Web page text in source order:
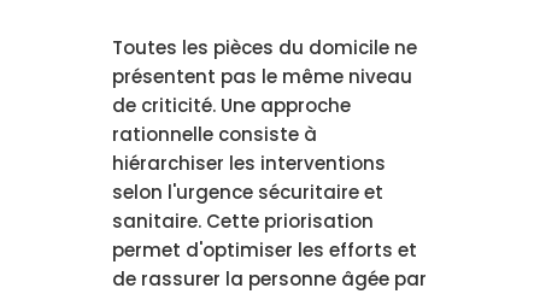
Toutes les pièces du domicile ne
présentent pas le même niveau
de criticité. Une approche
rationnelle consiste à
hiérarchiser les interventions
selon l'urgence sécuritaire et
sanitaire. Cette priorisation
permet d'optimiser les efforts et
de rassurer la personne âgée par